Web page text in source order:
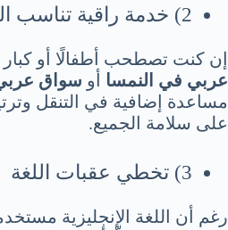
2) خدمة راقية تناسب العائلات
إن كنت تصطحب أطفالًا أو
عربي في النمسا أو سواق
مساعدة إضافية في التنقل
على سلامة الجميع.
3) تخطي عقبات اللغة
رغم أن اللغة الإنجليزية